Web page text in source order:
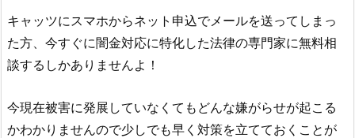
キャッツにスマホからネット申込でメールを送ってしまっ
た方、今すぐに闇金対応に特化した法律の専門家に無料相
談するしかありませんよ！
今現在被害に発展していなくてもどんな嫌がらせが起こる
かわかりませんので少しでも早く対策を立てておくことが